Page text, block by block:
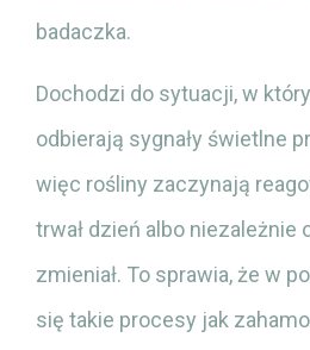
badaczka.
Dochodzi do sytuacji, w
odbierają sygnały świetlne
więc rośliny zaczynają
trwał dzień albo niezależnie
zmieniał. To sprawia, że w
się takie procesy jak